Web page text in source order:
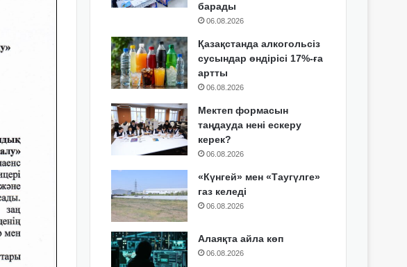
барады
06.08.2026
Қазақстанда алкогольсіз
сусындар өндірісі 17%-ға
артты
06.08.2026
Мектеп формасын
таңдауда нені ескеру
керек?
06.08.2026
«Күнгей» мен «Таугүлге»
газ келеді
06.08.2026
Алаяқта айла көп
06.08.2026